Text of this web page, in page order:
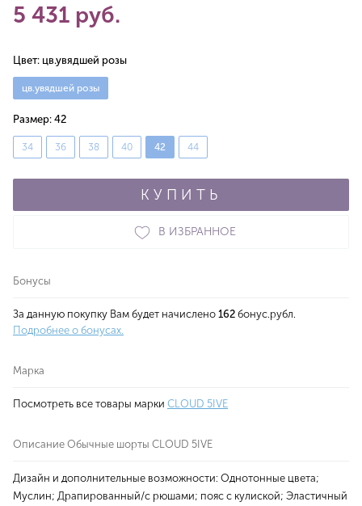
5 431 руб.
Цвет: цв.увядшей розы
цв.увядшей розы
Размер: 42
34 36 38 40 42 44
КУПИТЬ
В ИЗБРАННОЕ
Бонусы
За данную покупку Вам будет начислено 162 бонус.рубл.
Подробнее о бонусах.
Марка
Посмотреть все товары марки CLOUD 5IVE
Описание Обычные шорты CLOUD 5IVE
Дизайн и дополнительные возможности: Однотонные цвета;
Муслин; Драпированный/с рюшами; пояс с кулиской; Эластичный